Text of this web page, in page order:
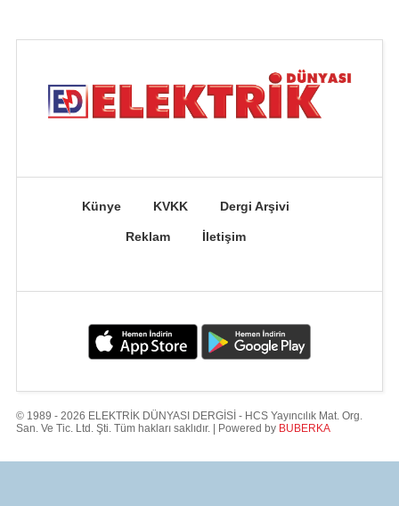
Künye KVKK Dergi Arşivi
Reklam İletişim
© 1989 - 2026 ELEKTRİK DÜNYASI DERGİSİ - HCS Yayıncılık Mat. Org.
San. Ve Tic. Ltd. Şti. Tüm hakları saklıdır. | Powered by BUBERKA